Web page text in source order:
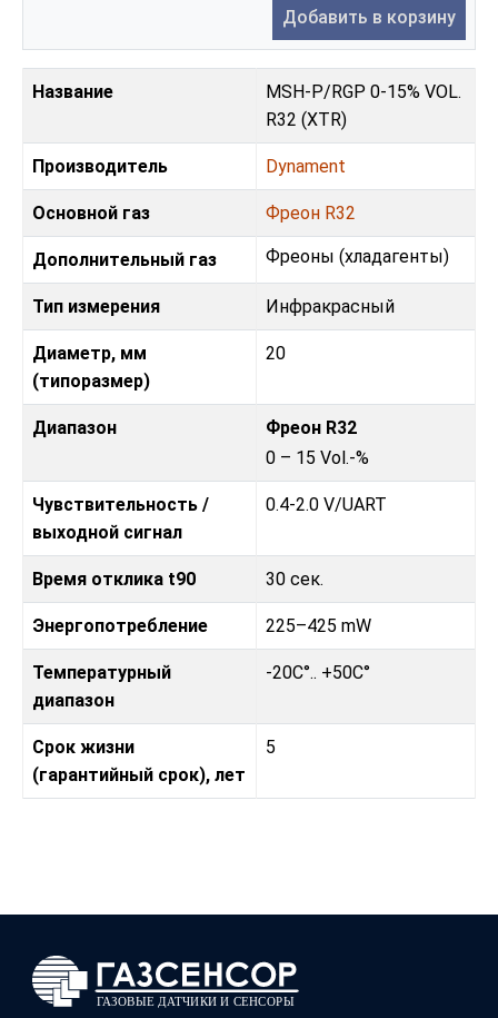
Добавить в корзину
Название
MSH-P/RGP 0-15% VOL.
R32 (XTR)
Производитель Dynament
Основной газ Фреон R32
Дополнительный газ Фреoны (хладагенты)
Тип измерения Инфракрасный
Диаметр, мм
(типоразмер)
20
Диапазон
Фреон R32
0 – 15 Vol.-%
Чувствительность /
выходной сигнал
0.4-2.0 V/UART
Время отклика t90 30 сек.
Энергопотребление 225–425 mW
Температурный
диапазон
-20C°.. +50C°
Срок жизни
(гарантийный срок), лет
5